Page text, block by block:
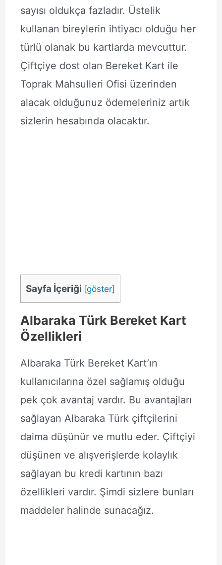
sayısı oldukça fazladır. Üstelik
kullanan bireylerin ihtiyacı olduğu her
türlü olanak bu kartlarda mevcuttur.
Çiftçiye dost olan Bereket Kart ile
Toprak Mahsulleri Ofisi üzerinden
alacak olduğunuz ödemeleriniz artık
sizlerin hesabında olacaktır.
Sayfa İçeriği [göster]
Albaraka Türk Bereket Kart
Özellikleri
Albaraka Türk Bereket Kart’ın
kullanıcılarına özel sağlamış olduğu
pek çok avantaj vardır. Bu avantajları
sağlayan Albaraka Türk çiftçilerini
daima düşünür ve mutlu eder. Çiftçiyi
düşünen ve alışverişlerde kolaylık
sağlayan bu kredi kartının bazı
özellikleri vardır. Şimdi sizlere bunları
maddeler halinde sunacağız.